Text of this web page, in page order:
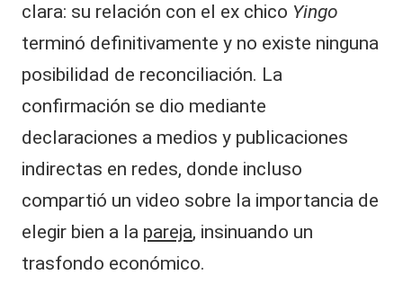
clara: su relación con el ex chico Yingo
terminó definitivamente y no existe ninguna
posibilidad de reconciliación. La
confirmación se dio mediante
declaraciones a medios y publicaciones
indirectas en redes, donde incluso
compartió un video sobre la importancia de
elegir bien a la pareja, insinuando un
trasfondo económico.